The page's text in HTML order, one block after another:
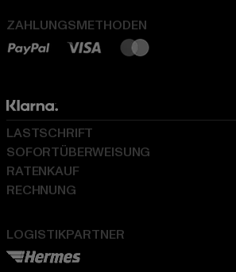
ZAHLUNGSMETHODEN
LOGISTIKPARTNER
LASTSCHRIFT
SOFORTÜBERWEISUNG
RATENKAUF
RECHNUNG